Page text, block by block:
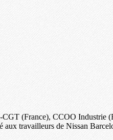
(France), CCOO Industrie
travailleurs de Nissan